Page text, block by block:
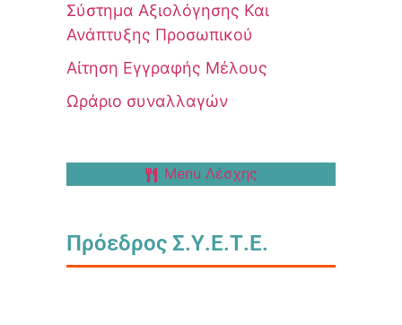
Σύστημα Αξιολόγησης Και
Ανάπτυξης Προσωπικού
Αίτηση Εγγραφής Μέλους
Ωράριο συναλλαγών
Menu Λέσχης
Πρόεδρος Σ.Υ.Ε.Τ.Ε.